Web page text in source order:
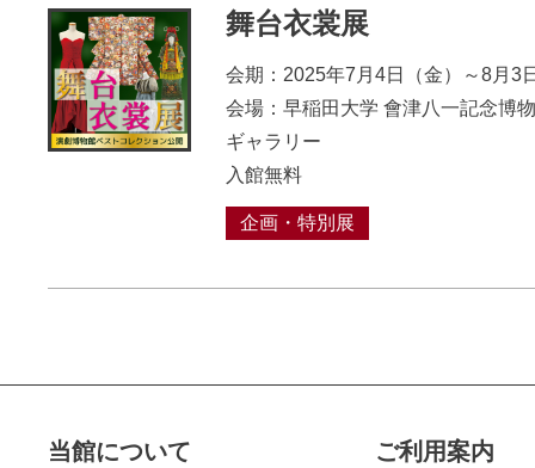
舞台衣裳展
会期：2025年7月4日（金）～8月3
会場：早稲田大学 會津八一記念博
ギャラリー
入館無料
企画・特別展
当館について
ご利用案内